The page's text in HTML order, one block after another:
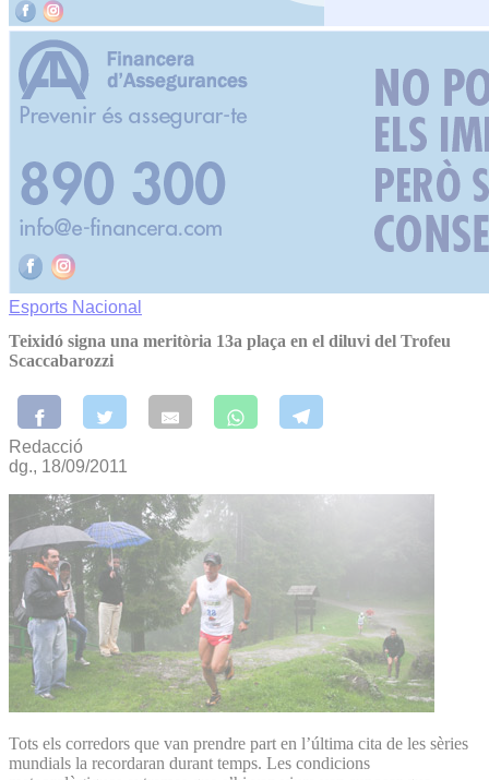
Esports Nacional
Teixidó signa una meritòria 13a plaça en el diluvi del Trofeu
Scaccabarozzi
Redacció
dg., 18/09/2011
Tots els corredors que van prendre part en l’última cita de les sèries
mundials la recordaran durant temps. Les condicions